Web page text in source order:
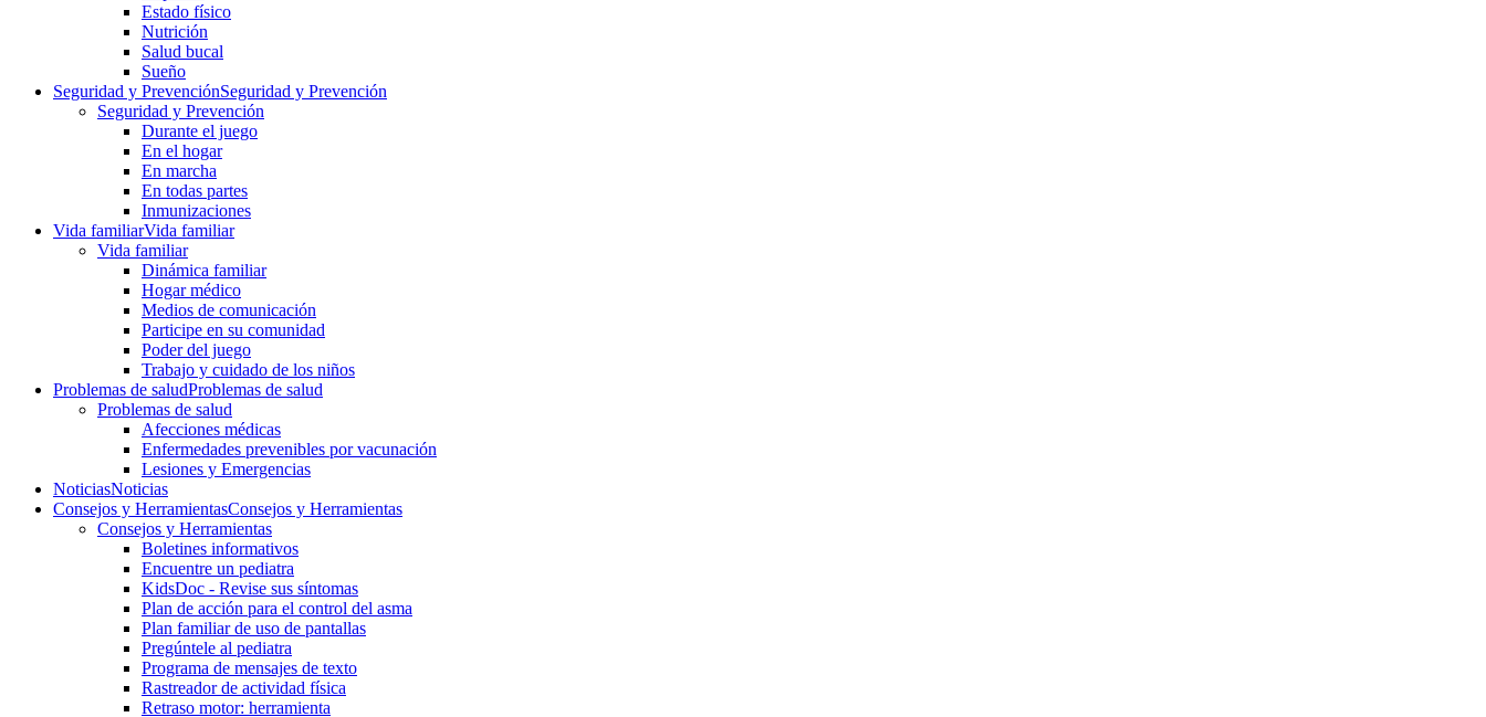
Estado físico
Nutrición
Salud bucal
Sueño
Seguridad y PrevenciónSeguridad y Prevención
Seguridad y Prevención
Durante el juego
En el hogar
En marcha
En todas partes
Inmunizaciones
Vida familiarVida familiar
Vida familiar
Dinámica familiar
Hogar médico
Medios de comunicación
Participe en su comunidad
Poder del juego
Trabajo y cuidado de los niños
Problemas de saludProblemas de salud
Problemas de salud
Afecciones médicas
Enfermedades prevenibles por vacunación
Lesiones y Emergencias
NoticiasNoticias
Consejos y HerramientasConsejos y Herramientas
Consejos y Herramientas
Boletines informativos
Encuentre un pediatra
KidsDoc - Revise sus síntomas
Plan de acción para el control del asma
Plan familiar de uso de pantallas
Pregúntele al pediatra
Programa de mensajes de texto
Rastre​​ador de activida​d física
Retraso motor: herramienta